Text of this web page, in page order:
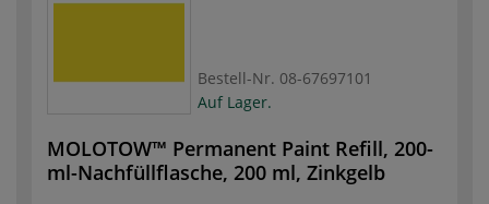
Bestell-Nr. 08-67697101
Auf Lager.
MOLOTOW™ Permanent Paint Refill, 200-
ml-Nachfüllflasche, 200 ml, Zinkgelb